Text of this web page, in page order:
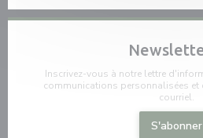
Inscrivez-vous à notre lettre
communications personnalisées et
courriel.
S'abonner